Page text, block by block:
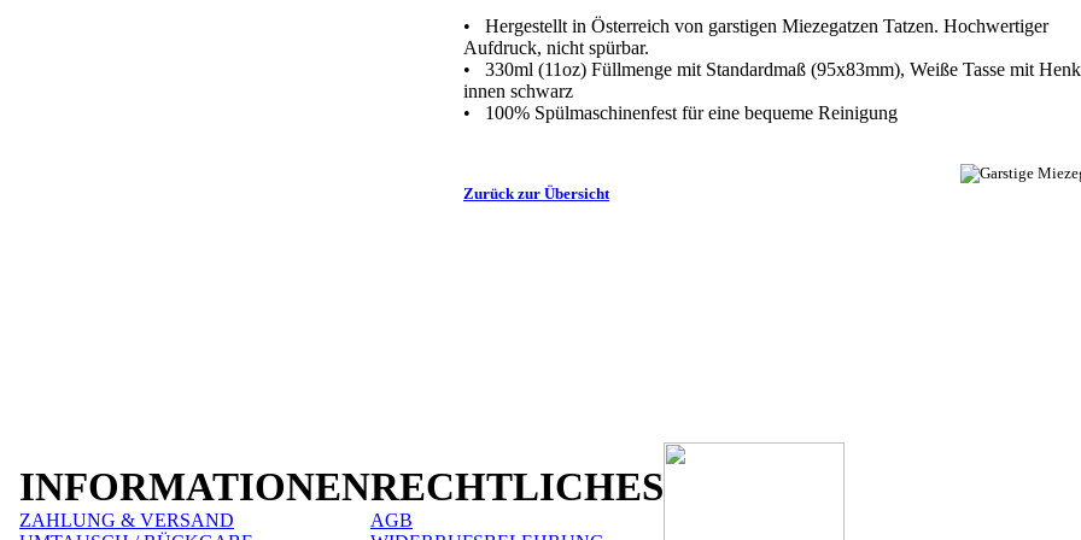
• Hergestellt in Österreich von garstigen Miezegatzen Tatzen. Hochwertiger
Aufdruck, nicht spürbar.
• 330ml (11oz) Füllmenge mit Standardmaß (95x83mm), Weiße Tasse mit
innen schwarz
• 100% Spülmaschinenfest für eine bequeme Reinigung
Zurück zur Übersicht
INFORMATIONEN
ZAHLUNG & VERSAND
RECHTLICHES
AGB